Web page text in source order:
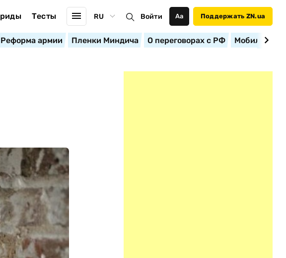
Тесты RU Войти Аа Поддержать ZN.ua
Реформа армии Пленки Миндича О переговорах с РФ